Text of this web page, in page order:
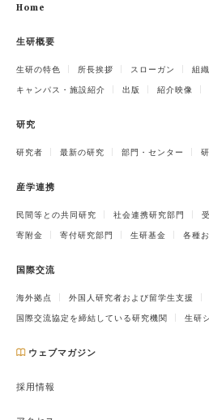
Home
生研概要
生研の特色 所長挨拶 スローガン 組織
キャンパス・施設紹介 出版 紹介映像
研究
研究者 最新の研究 部門・センター
産学連携
民間等との共同研究 社会連携研究部門
寄附金 寄付研究部門 生研基金 各種
国際交流
海外拠点 外国人研究者および留学生支援
国際交流協定を締結している研究機関 生研
ウェブマガジン
採用情報